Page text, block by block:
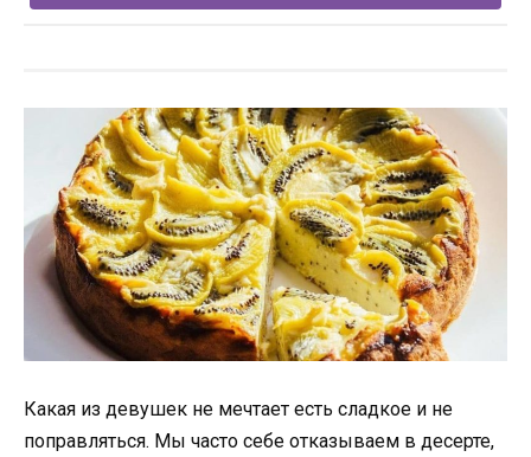
Какая из девушек не мечтает есть сладкое и не
поправляться. Мы часто себе отказываем в десерте,